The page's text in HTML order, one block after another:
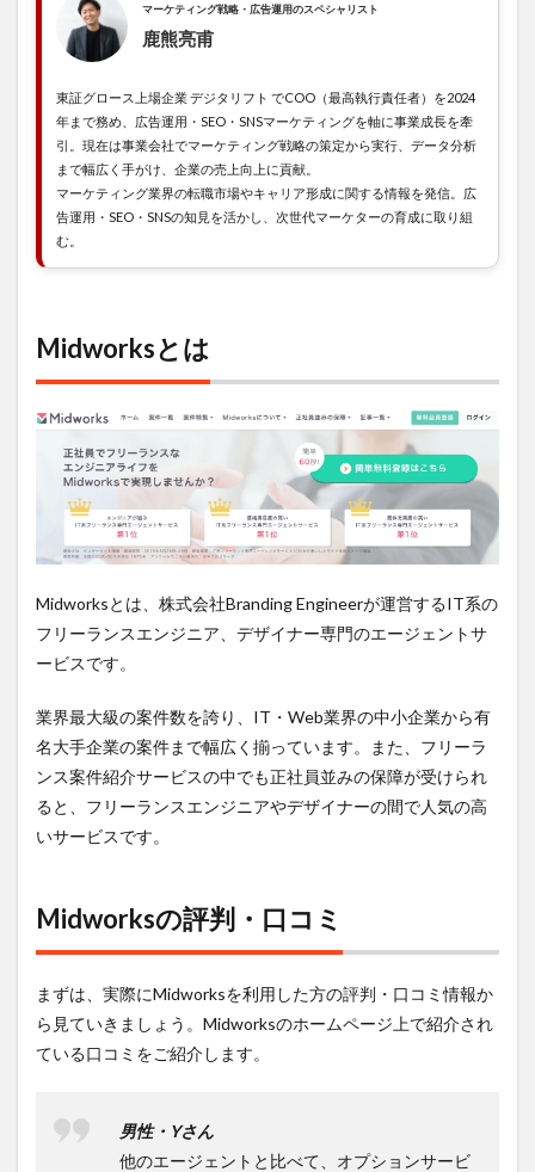
低マ
ージ
ン＆
公開
でク
リア
な契
約
3.4
を熟
ルタ
るサ
ト
Midworks
がおすす
めな人
Midworks
のサービ
流れ
6
まと
マーケティング戦略・広告運用のスペシャリスト
鹿熊亮甫
東証グロース上場企業 デジタリフト でCOO（最高執行責任者）を2024
年まで務め、広告運用・SEO・SNSマーケティングを軸に事業成長を牽
引。現在は事業会社でマーケティング戦略の策定から実行、データ分析
まで幅広く手がけ、企業の売上向上に貢献。
マーケティング業界の転職市場やキャリア形成に関する情報を発信。広
告運用・SEO・SNSの知見を活かし、次世代マーケターの育成に取り組
む。
Midworksとは
Midworksとは、株式会社Branding Engineerが運営するIT系の
フリーランスエンジニア、デザイナー専門のエージェントサ
ービスです。
業界最大級の案件数を誇り、IT・Web業界の中小企業から有
名大手企業の案件まで幅広く揃っています。また、フリーラ
ンス案件紹介サービスの中でも正社員並みの保障が受けられ
ると、フリーランスエンジニアやデザイナーの間で人気の高
いサービスです。
Midworksの評判・口コミ
まずは、実際にMidworksを利用した方の評判・口コミ情報か
ら見ていきましょう。 Midworksのホームページ上で紹介され
ている口コミをご紹介します。
男性・Yさん
他のエージェントと比べて、オプションサービ